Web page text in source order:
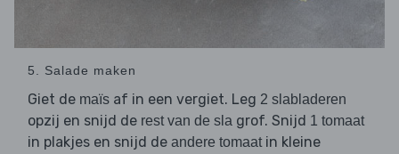
5. Salade maken
Giet de maïs af in een vergiet. Leg 2 slabladeren
opzij en snijd de rest van de sla grof. Snijd 1 tomaat
in plakjes en snijd de andere tomaatin kleine